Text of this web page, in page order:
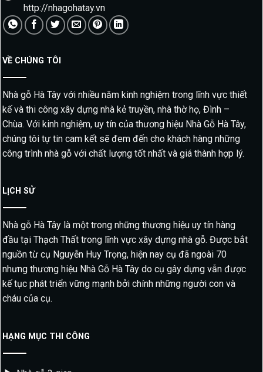
http://nhagohatay.vn
VỀ CHÚNG TÔI
Nhà gỗ Hà Tây với nhiều năm kinh nghiệm trong lĩnh vực thiết
kế và thi công xây dựng nhà kẻ truyền, nhà thờ họ, Đình –
Chùa. Với kinh nghiệm, uy tín của thương hiệu Nhà Gỗ Hà Tây,
chúng tôi tự tin cam kết sẽ đem đến cho khách hàng những
công trình nhà gỗ với chất lượng tốt nhất và giá thành hợp lý.
LỊCH SỬ
Nhà gỗ Hà Tây là một trong những thương hiệu uy tín hàng
đầu tại Thạch Thất trong lĩnh vực xây dựng nhà gỗ. Được bắt
nguồn từ cụ Nguyễn Huy Trọng, hiện nay cụ đã ngoài 70
nhưng thương hiệu Nhà Gỗ Hà Tây do cụ gây dựng vẫn được
kế tục phát triển vững mạnh bởi chính những người con và
cháu của cụ.
HẠNG MỤC THI CÔNG